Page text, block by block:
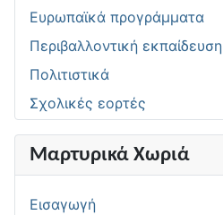
Ευρωπαϊκά προγράμματα
Περιβαλλοντική εκπαίδευση
Πολιτιστικά
Σχολικές εορτές
Μαρτυρικά Χωριά
Εισαγωγή